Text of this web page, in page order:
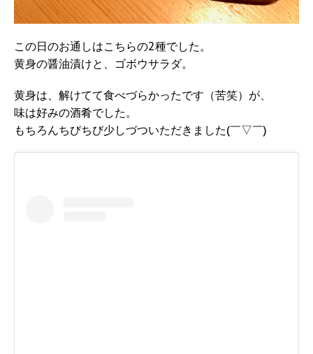
この日のお通しはこちらの2種でした。
黄身の醤油漬けと、ゴボウサラダ。
黄身は、解けてて食べづらかったです（苦笑）が、
味は好みの酒肴でした。
もちろんちびちび少しづついただきました(￣▽￣)